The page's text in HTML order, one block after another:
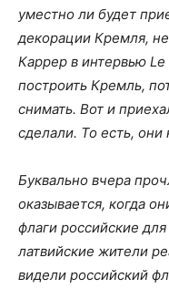
уместно ли будет
декорации Кремля,
Каррер в интервью
построить Кремль,
снимать. Вот и
сделали. То есть, они
Буквально вчера
оказывается, когда
флаги российские
латвийские жители
видели российский